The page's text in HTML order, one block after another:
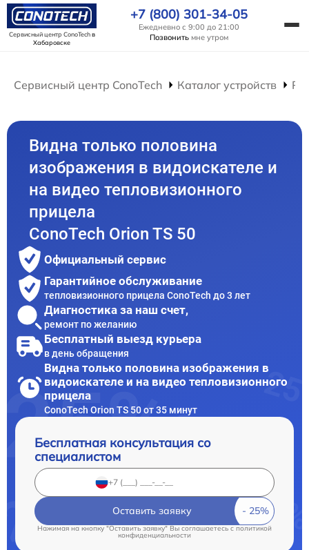
Сервисный центр ConoTechв
Хабаровске
+7 (800) 301-34-05
Ежедневно с 9:00 до 21:00
Позвонить мне утром
Сервисный центр ConoTech Каталог устройств
Видна только половина
изображения в видоискателе и
на видео тепловизионного
прицела
ConoTech Orion TS 50
Официальный сервис
Гарантийное обслуживание
тепловизионного прицела ConoTech до 3 лет
Диагностика за наш счет,
ремонт по желанию
Бесплатный выезд курьера
в день обращения
Видна только половина изображения в
видоискателе и на видео тепловизионного
прицела
ConoTech Orion TS 50 от 35 минут
Бесплатная консультация со
специалистом
Оставить заявку
Нажимая на кнопку "Оставить заявку" Вы соглашаетесь cполитикой
конфиденциальности